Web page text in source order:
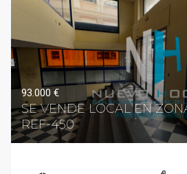
93.000 €
SE VENDE LOCAL EN
REF-450